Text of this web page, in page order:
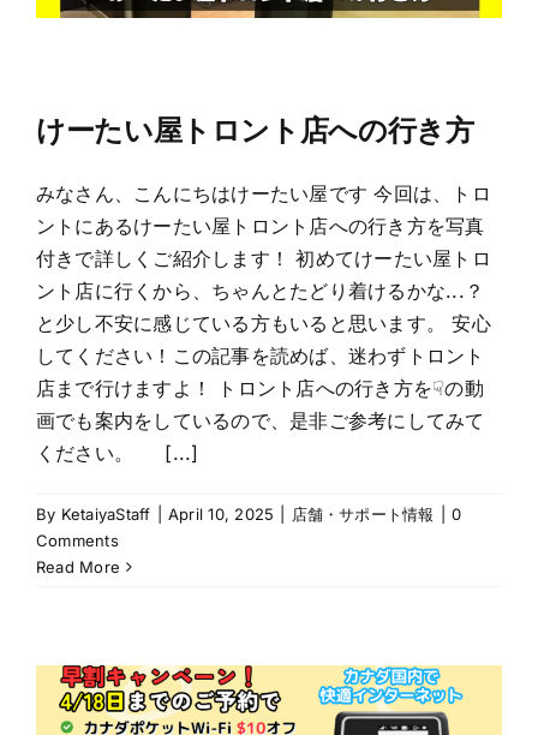
けーたい屋トロント店への行き方
みなさん、こんにちはけーたい屋です 今回は、トロ
ントにあるけーたい屋トロント店への行き方を写真
付きで詳しくご紹介します！ 初めてけーたい屋トロ
ント店に行くから、ちゃんとたどり着けるかな...？
と少し不安に感じている方もいると思います。 安心
してください！この記事を読めば、迷わずトロント
店まで行けますよ！ トロント店への行き方を☟の動
画でも案内をしているので、是非ご参考にしてみて
ください。 [...]
By KetaiyaStaff April 10, 2025 店舗・サポート情報
0
Comments
Read More